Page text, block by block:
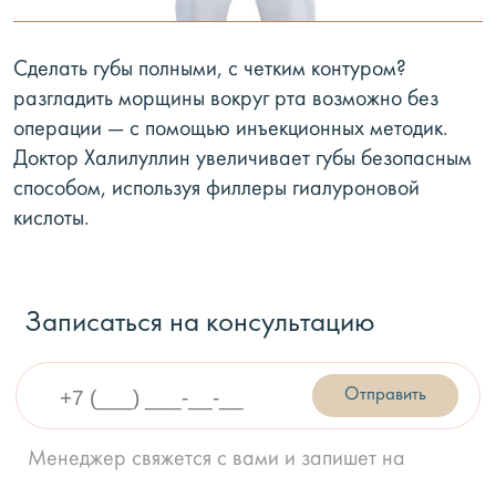
Сделать губы полными, с четким контуром?
разгладить морщины вокруг рта возможно без
операции — с помощью инъекционных методик.
Доктор Халилуллин увеличивает губы безопасным
способом, используя филлеры гиалуроновой
кислоты.
Записаться на консультацию
Отправить
Менеджер свяжется с вами и запишет на